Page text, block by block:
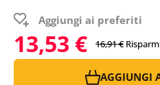
Aggiungi ai preferiti
13,53 € 16,91 €
AGGIUNGI